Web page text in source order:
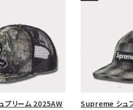
プリーム 2025AW
Supreme シュ